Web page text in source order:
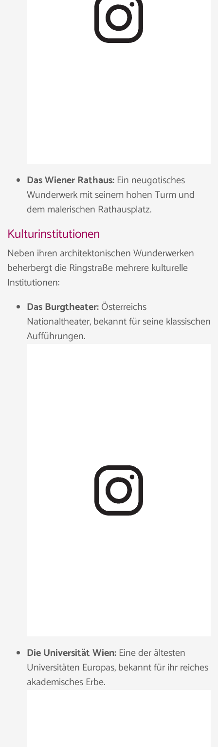
Das Wiener Rathaus: Ein neugotisches
Wunderwerk mit seinem hohen Turm und
dem malerischen Rathausplatz.
Kulturinstitutionen
Neben ihren architektonischen Wunderwerken
beherbergt die Ringstraße mehrere kulturelle
Institutionen:
Das Burgtheater:Österreichs
Nationaltheater, bekannt für seine klassischen
Aufführungen.
Die Universität Wien: Eine der ältesten
Universitäten Europas, bekannt für ihr reiches
akademisches Erbe.